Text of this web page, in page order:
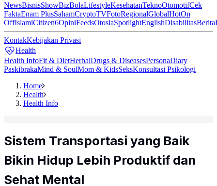
NewsBisnisShowBizBolaLifestyleKesehatanTeknoOtomotifCek
FaktaEnam PlusSahamCryptoTVFotoRegionalGlobalHotOn
OffIslamiCitizen6OpiniFeedsOtosiaSpotlightEnglishDisabilitasBerita
KontakKebijakan Privasi
Health
Health InfoFit & DietHerbalDrugs & DiseasesPersonaDiary
PaskibrakaMind & SoulMom & KidsSeksKonsultasi Psikologi
Home
Health
Health Info
Sistem Transportasi yang Baik
Bikin Hidup Lebih Produktif dan
Sehat Mental